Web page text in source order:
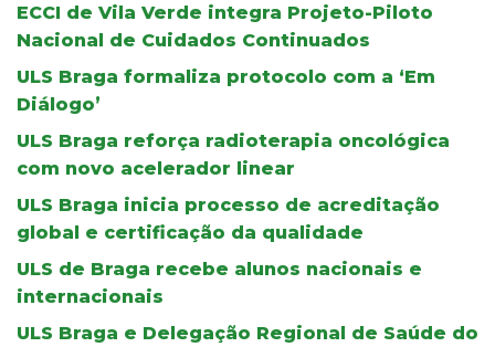
ECCI de Vila Verde integra Projeto-Piloto
Nacional de Cuidados Continuados
ULS Braga formaliza protocolo com a ‘Em
Diálogo’
ULS Braga reforça radioterapia oncológica
com novo acelerador linear
ULS Braga inicia processo de acreditação
global e certificação da qualidade
ULS de Braga recebe alunos nacionais e
internacionais
ULS Braga e Delegação Regional de Saúde do